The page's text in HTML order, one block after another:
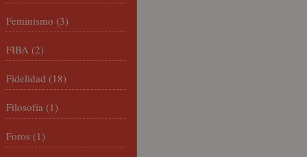
Feminismo (3)
FIBA (2)
Fidelidad (18)
Filosofía (1)
Foros (1)